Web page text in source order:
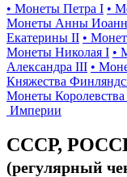
• Монеты Петра I •
Монеты Анны
Екатерины II •
Монеты Николая I •
Александра III •
Княжества
Монеты Королевства
Империи
СССР,
(регулярный